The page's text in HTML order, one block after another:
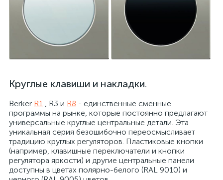
Круглые клавиши и накладки.
Berker R1 , R3 и R8 - единственные сменные
программы на рынке, которые постоянно предлагают
универсальные круглые центральные детали. Эта
уникальная серия безошибочно переосмысливает
традицию круглых регуляторов. Пластиковые кнопки
(например, клавишные переключатели и кнопки
регулятора яркости) и другие центральные панели
доступны в цветах полярно-белого (RAL 9010) и